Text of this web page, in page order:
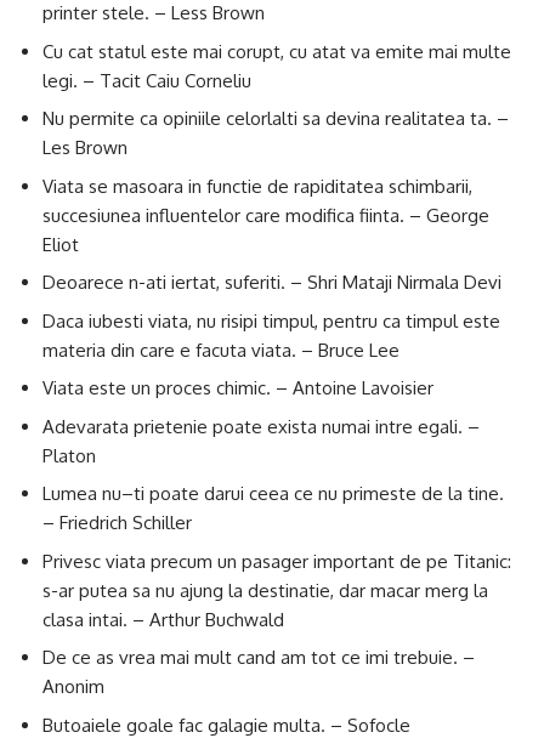
printer stele. – Less Brown
Cu cat statul este mai corupt, cu atat va emite mai multe
legi. – Tacit Caiu Corneliu
Nu permite ca opiniile celorlalti sa devina realitatea ta. –
Les Brown
Viata se masoara in functie de rapiditatea schimbarii,
succesiunea influentelor care modifica fiinta. – George
Eliot
Deoarece n-ati iertat, suferiti. – Shri Mataji Nirmala Devi
Daca iubesti viata, nu risipi timpul, pentru ca timpul este
materia din care e facuta viata. – Bruce Lee
Viata este un proces chimic. – Antoine Lavoisier
Adevarata prietenie poate exista numai intre egali. –
Platon
Lumea nu–ti poate darui ceea ce nu primeste de la tine.
– Friedrich Schiller
Privesc viata precum un pasager important de pe Titanic:
s-ar putea sa nu ajung la destinatie, dar macar merg la
clasa intai. – Arthur Buchwald
De ce as vrea mai mult cand am tot ce imi trebuie. –
Anonim
Butoaiele goale fac galagie multa. – Sofocle